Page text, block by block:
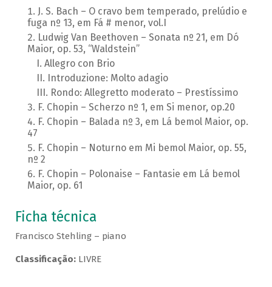
J. S. Bach – O cravo bem temperado, prelúdio e
fuga nº 13, em Fá # menor, vol.I
Ludwig Van Beethoven – Sonata nº 21, em Dó
Maior, op. 53, “Waldstein”
Allegro con Brio
Introduzione: Molto adagio
Rondo: Allegretto moderato – Prestíssimo
F. Chopin – Scherzo nº 1, em Si menor, op.20
F. Chopin – Balada nº 3, em Lá bemol Maior, op.
47
F. Chopin – Noturno em Mi bemol Maior, op. 55,
nº 2
F. Chopin – Polonaise – Fantasie em Lá bemol
Maior, op. 61
Ficha técnica
Francisco Stehling – piano
Classificação:LIVRE